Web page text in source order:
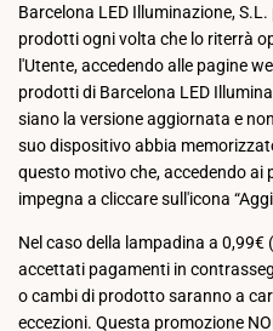
Barcelona LED Illuminazione,
prodotti ogni volta che lo riterrà
l'Utente, accedendo alle pagine
prodotti di Barcelona LED
siano la versione aggiornata e
suo dispositivo abbia
questo motivo che, accedendo ai
impegna a cliccare sull'icona
Nel caso della lampadina a
accettati pagamenti in
o cambi di prodotto saranno a
eccezioni. Questa promozione